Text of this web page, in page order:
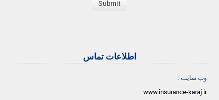
اطلاعات تماس
وب سایت :
www.insurance-karaj.ir